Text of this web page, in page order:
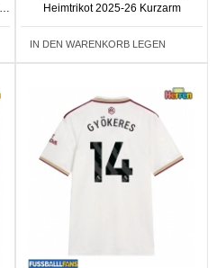
Heimtrikot 2025-26 Kurzarm
IN DEN WARENKORB LEGEN